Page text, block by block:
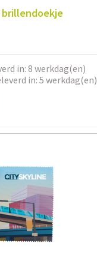
brillendoekje
in: 8 werkdag(en)
in: 5 werkdag(en)